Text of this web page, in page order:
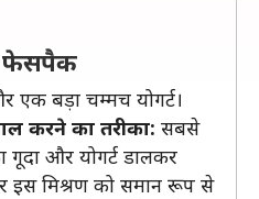
फेसपैक
एक बड़ा चम्मच योगर्ट।
करने का तरीका: सबसे
गूदा और योगर्ट डालकर
इस मिश्रण को समान रूप से